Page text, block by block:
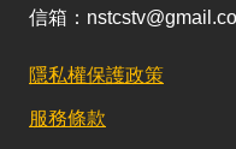
信箱：
隱私權保護政策
服務條款